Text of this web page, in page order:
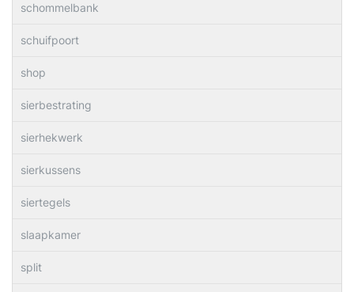
schommelbank
schuifpoort
shop
sierbestrating
sierhekwerk
sierkussens
siertegels
slaapkamer
split